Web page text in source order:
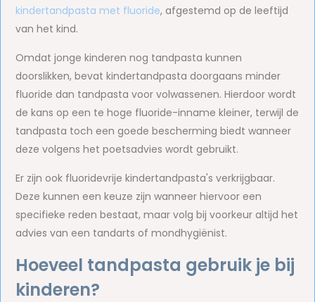
kindertandpasta met fluoride, afgestemd op de leeftijd
van het kind.
Omdat jonge kinderen nog tandpasta kunnen
doorslikken, bevat kindertandpasta doorgaans minder
fluoride dan tandpasta voor volwassenen. Hierdoor wordt
de kans op een te hoge fluoride-inname kleiner, terwijl de
tandpasta toch een goede bescherming biedt wanneer
deze volgens het poetsadvies wordt gebruikt.
Er zijn ook fluoridevrije kindertandpasta's verkrijgbaar.
Deze kunnen een keuze zijn wanneer hiervoor een
specifieke reden bestaat, maar volg bij voorkeur altijd het
advies van een tandarts of mondhygiënist.
Hoeveel tandpasta gebruik je bij
kinderen?